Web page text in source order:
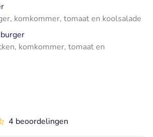
komkommer, tomaat en koolsalade
komkommer, tomaat en
4 beoordelingen